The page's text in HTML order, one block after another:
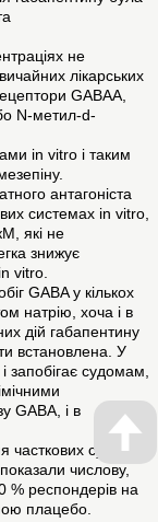
не
лікарських
GABAА,
N-метил-d-
in vitro і таким
антагоніста
системах in vitro,
які не
знижує
vitro.
GABA у кількох
натрію, хоча і в
дій габапентину
встановлена. У
запобігає судомам,
GABA, і в
часткових судом у
показали числову,
% респондерів на
плацебо.